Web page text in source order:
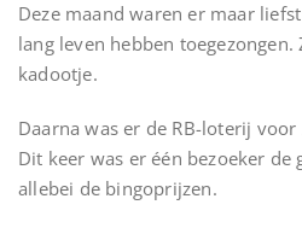
Deze maand waren er maar
lang leven hebben toegezongen.
kadootje.
Daarna was er de RB-loterij
Dit keer was er één bezoeker de
allebei de bingoprijzen.